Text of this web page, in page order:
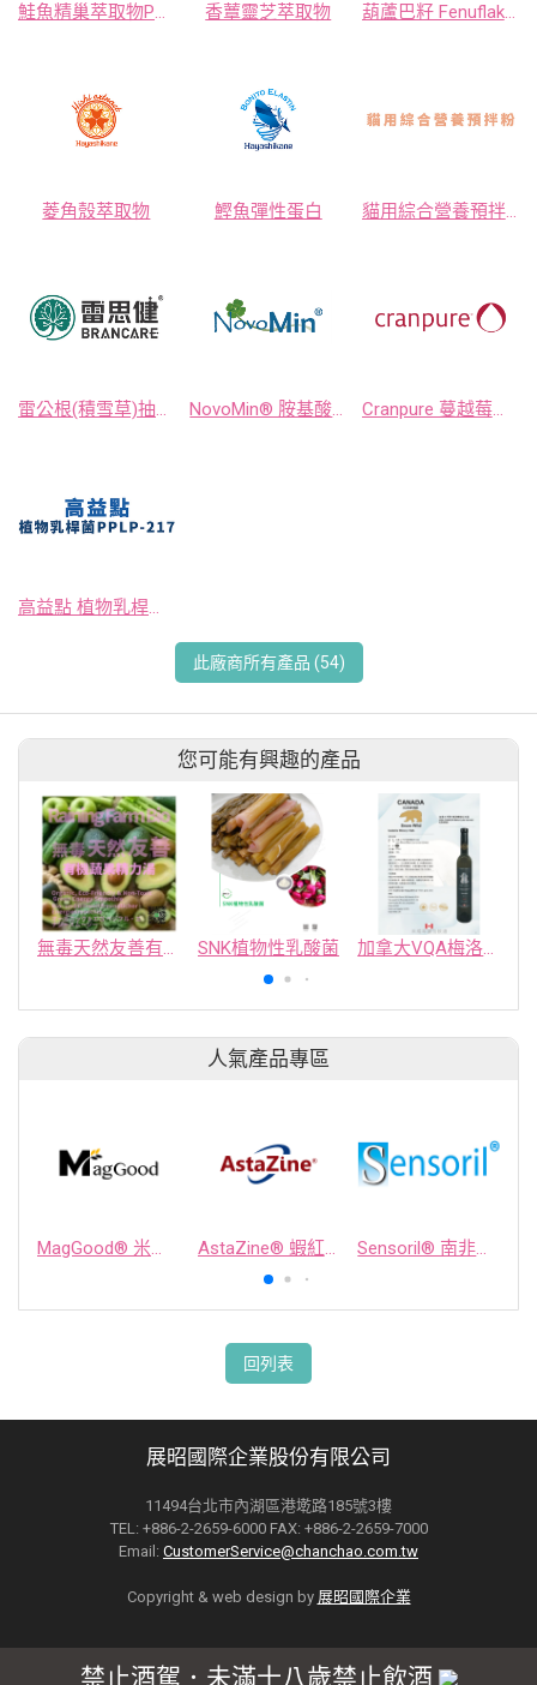
鮭魚精巢萃取物PDRN 香蕈靈芝萃取物 葫蘆巴籽 Fenuflakes
菱角殼萃取物 鰹魚彈性蛋白 貓用綜合營養預拌粉
雷公根(積雪草)抽出物 雷思健BRANCARE® NovoMin® 胺基酸螫合礦物質 (甘胺酸鈣∣甘胺酸鎂∣甘胺酸鋅) Cranpure 蔓越莓抽出物粉末
高益點 植物乳桿菌PPLP-217
此廠商所有產品 (54)
您可能有興趣的產品
無毒天然友善有機蔬果精力湯 SNK植物性乳酸菌 加拿大VQA梅洛晚收紅冰酒
人氣產品專區
MagGood® 米源鎂® 米糠濃縮物 AstaZine® 蝦紅素 Sensoril® 南非醉茄萃取物
回列表
展昭國際企業股份有限公司
11494台北市內湖區港墘路185號3樓
TEL: +886-2-2659-6000 FAX: +886-2-2659-7000
Email: CustomerService@chanchao.com.tw
Copyright & web design by 展昭國際企業
禁止酒駕．未滿十八歲禁止飲酒